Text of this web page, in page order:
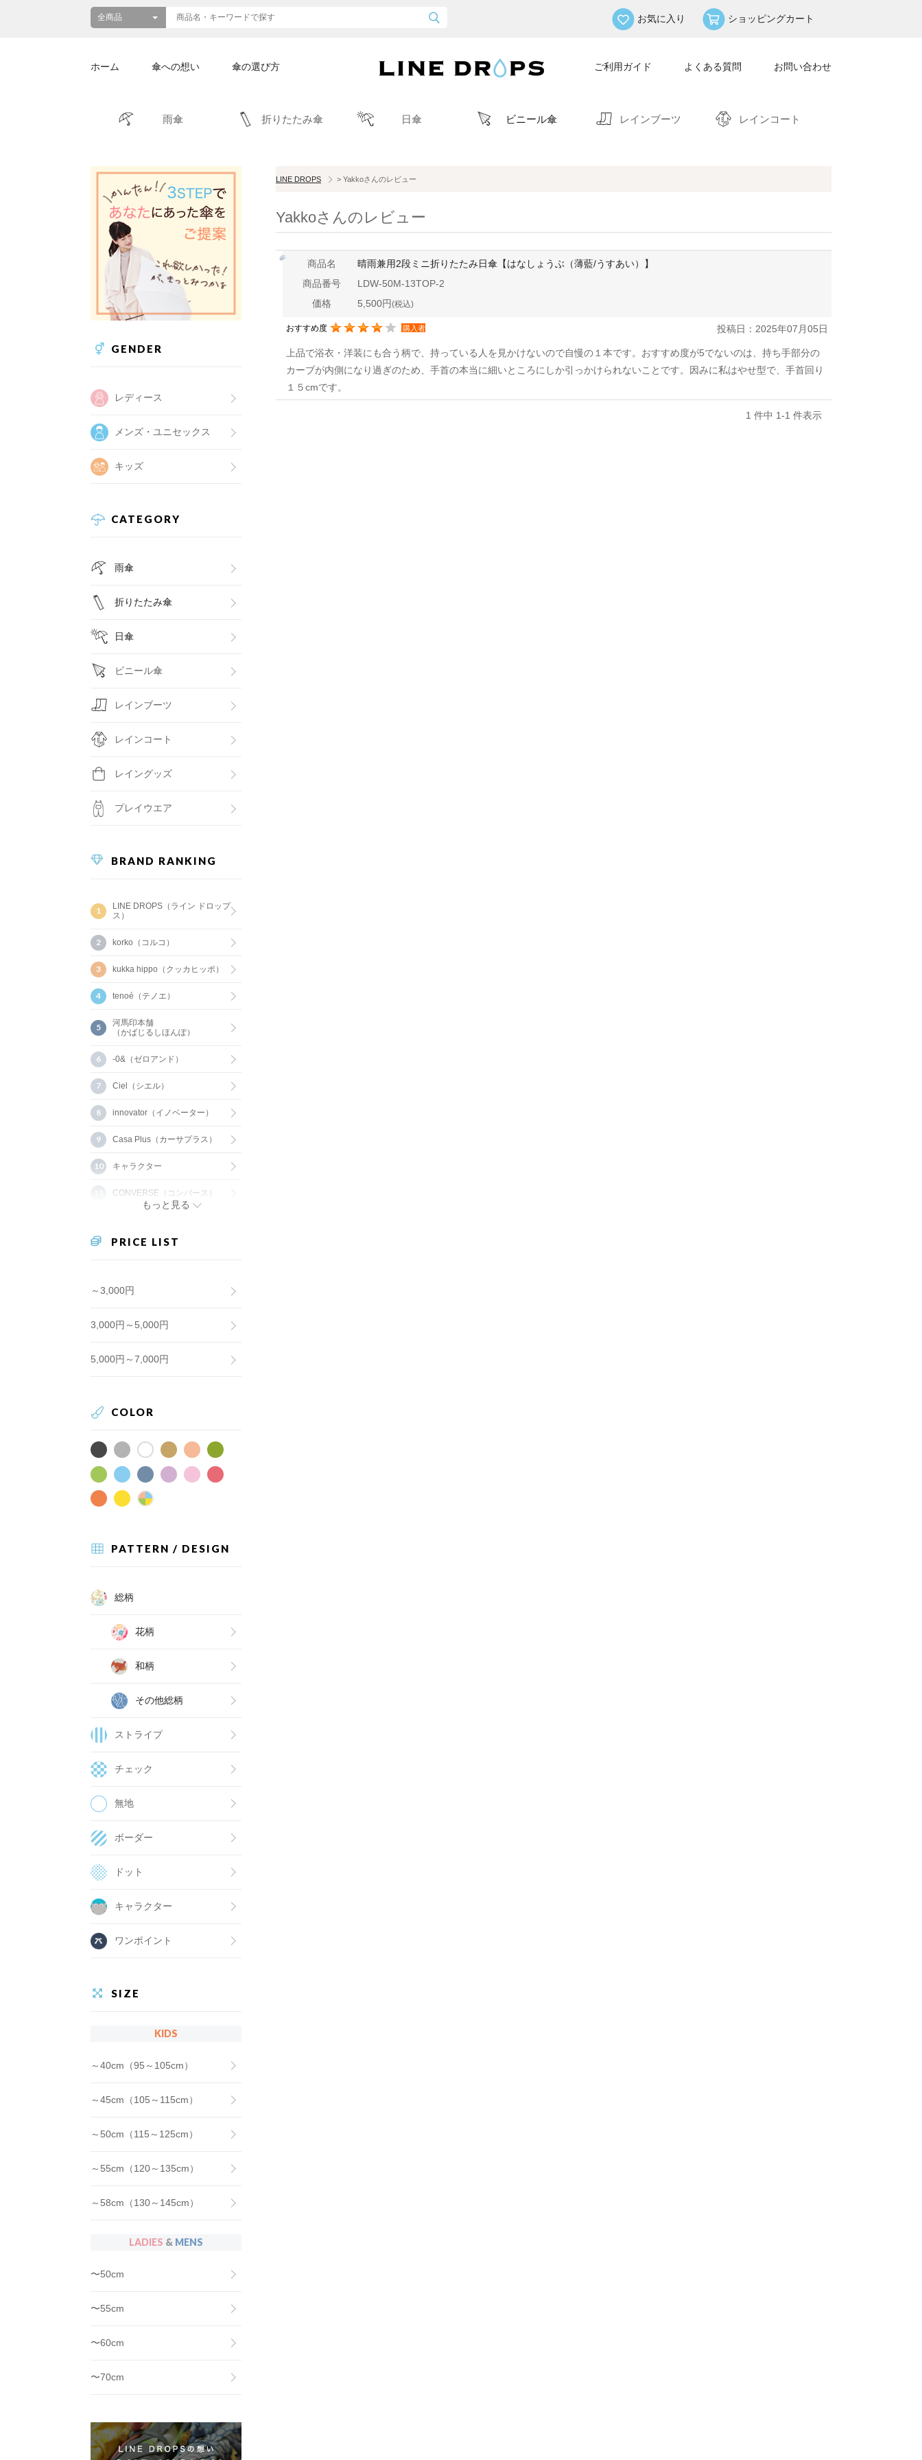
お気に入り ショッピングカート
ホーム 傘への想い 傘の選び方 ご利用ガイド よくある質問 お問い合わせ
雨傘 折りたたみ傘 日傘 ビニール傘 レインブーツ レインコート
GENDER
レディース
メンズ・ユニセックス
キッズ
CATEGORY
雨傘
折りたたみ傘
日傘
ビニール傘
レインブーツ
レインコート
レイングッズ
プレイウエア
BRAND RANKING
LINE DROPS（ライン ドロップ
ス）
korko（コルコ）
kukka hippo（クッカヒッポ）
tenoé（テノエ）
河馬印本舗
（かばじるしほんぽ）
-0&（ゼロアンド）
Ciel（シエル）
innovator（イノベーター）
Casa Plus（カーサプラス）
キャラクター
CONVERSE（コンバース）
もっと見る
PRICE LIST
～3,000円
3,000円～5,000円
5,000円～7,000円
COLOR
PATTERN / DESIGN
総柄
花柄
和柄
その他総柄
ストライプ
チェック
無地
ボーダー
ドット
キャラクター
ワンポイント
SIZE
KIDS
～40cm（95～105cm）
～45cm（105～115cm）
～50cm（115～125cm）
～55cm（120～135cm）
～58cm（130～145cm）
LADIES & MENS
〜50cm
〜55cm
〜60cm
〜70cm
LINE DROPS > Yakkoさんのレビュー
Yakkoさんのレビュー
商品名
晴雨兼用2段ミニ折りたたみ日傘【はなしょうぶ（薄藍/うすあい）】
商品番号
LDW-50M-13TOP-2
価格
5,500円(税込)
投稿日：2025年07月05日
おすすめ度 購入者
上品で浴衣・洋装にも合う柄で、持っている人を見かけないので自慢の１本です。おすすめ度が5でないのは、持ち手部分の
カーブが内側になり過ぎのため、手首の本当に細いところにしか引っかけられないことです。因みに私はやせ型で、手首回り
１５cmです。
1 件中 1-1 件表示